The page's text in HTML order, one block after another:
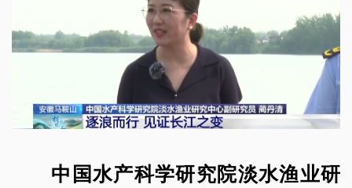
中国水产科学研究院淡水渔业研